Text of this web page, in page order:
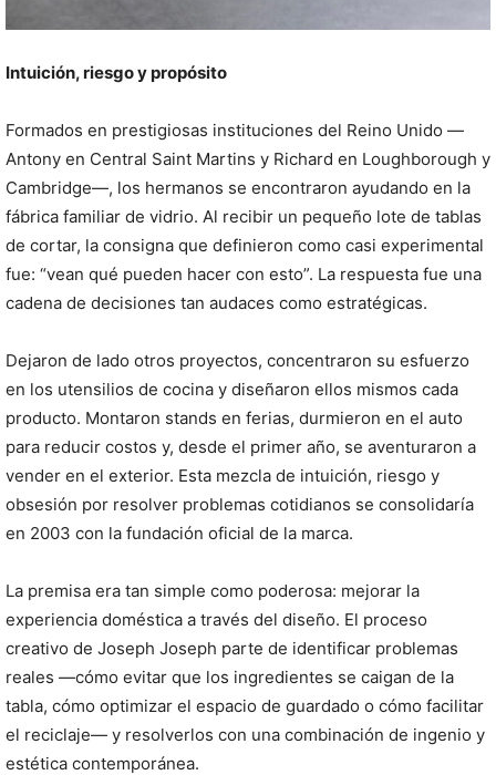
Intuición, riesgo y propósito
Formados en prestigiosas instituciones del Reino Unido —
Antony en Central Saint Martins y Richard en Loughborough y
Cambridge—, los hermanos se encontraron ayudando en la
fábrica familiar de vidrio. Al recibir un pequeño lote de tablas
de cortar, la consigna que definieron como casi experimental
fue: “vean qué pueden hacer con esto”. La respuesta fue una
cadena de decisiones tan audaces como estratégicas.
Dejaron de lado otros proyectos, concentraron su esfuerzo
en los utensilios de cocina y diseñaron ellos mismos cada
producto. Montaron stands en ferias, durmieron en el auto
para reducir costos y, desde el primer año, se aventuraron a
vender en el exterior. Esta mezcla de intuición, riesgo y
obsesión por resolver problemas cotidianos se consolidaría
en 2003 con la fundación oficial de la marca.
La premisa era tan simple como poderosa: mejorar la
experiencia doméstica a través del diseño. El proceso
creativo de Joseph Joseph parte de identificar problemas
reales —cómo evitar que los ingredientes se caigan de la
tabla, cómo optimizar el espacio de guardado o cómo facilitar
el reciclaje— y resolverlos con una combinación de ingenio y
estética contemporánea.